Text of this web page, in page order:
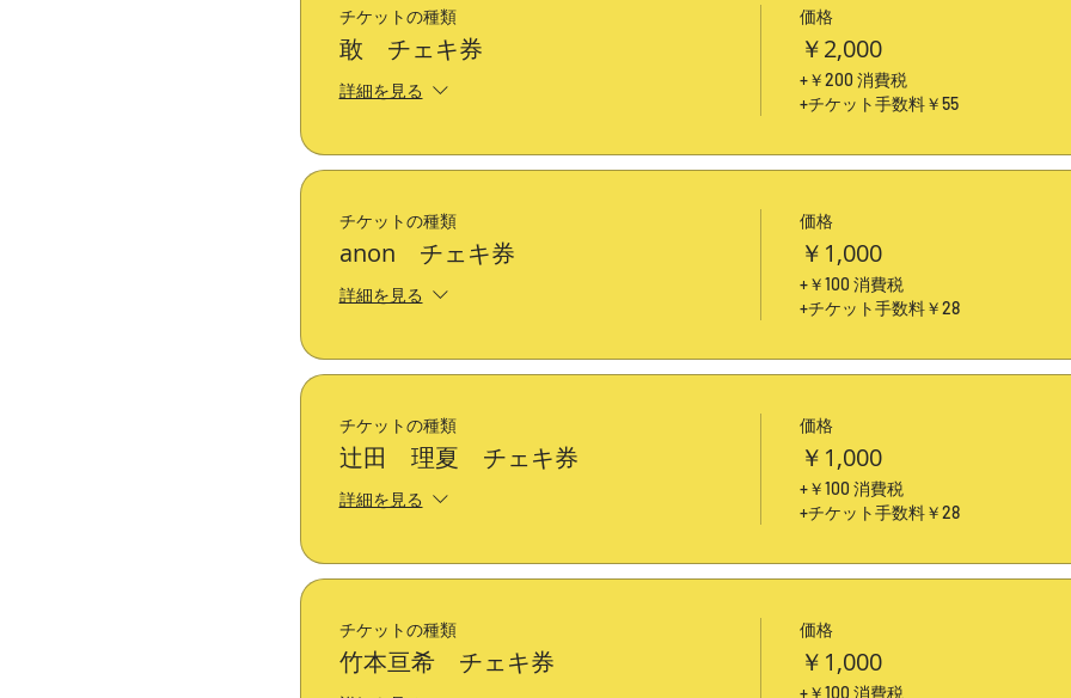
チケットの種類
敢 チェキ券
詳細を見る
価格
￥2,000
+￥200 消費税
+チケット手数料￥55
チケットの種類
anon チェキ券
詳細を見る
価格
￥1,000
+￥100 消費税
+チケット手数料￥28
チケットの種類
辻田 理夏 チェキ券
詳細を見る
価格
￥1,000
+￥100 消費税
+チケット手数料￥28
チケットの種類
竹本亘希 チェキ券
価格
￥1,000
+￥100 消費税